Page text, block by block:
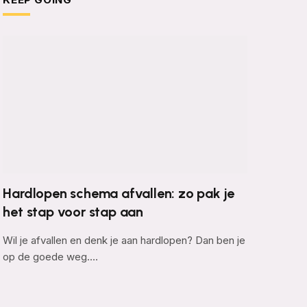
Hardlopen schema afvallen: zo pak je
het stap voor stap aan
Wil je afvallen en denk je aan hardlopen? Dan ben je
op de goede weg.…